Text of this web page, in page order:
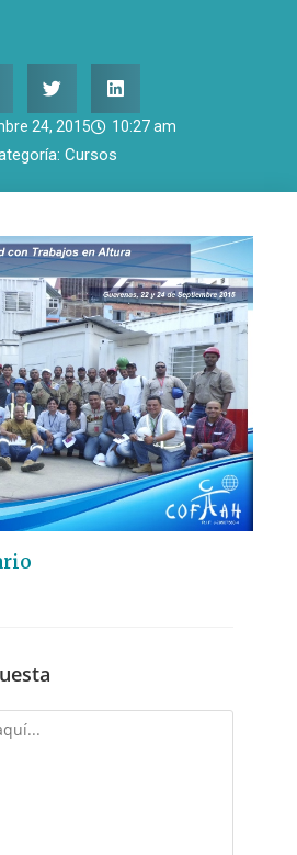
24, 2015 10:27 am
Cursos